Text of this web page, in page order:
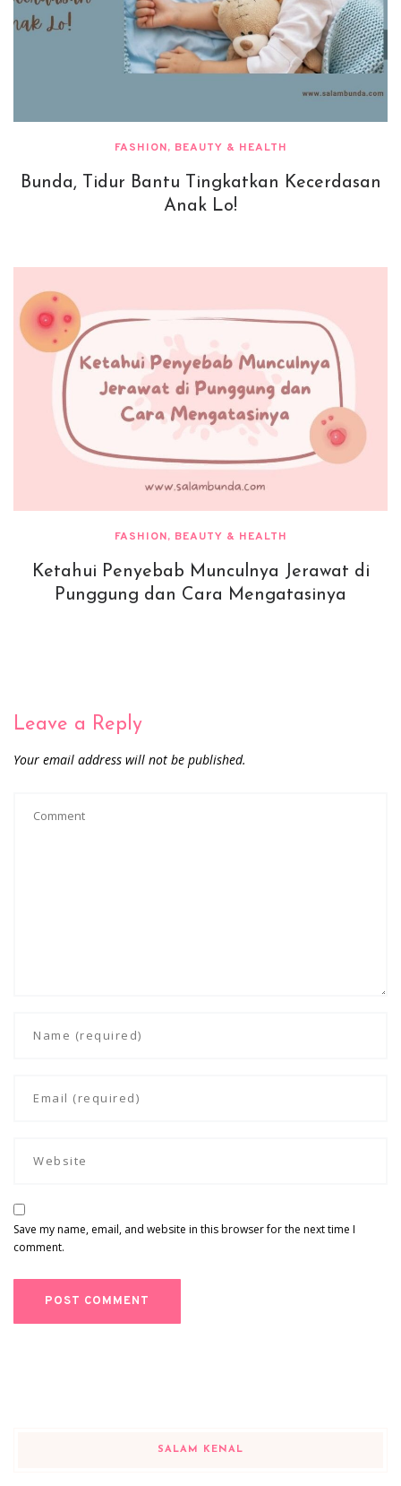
FASHION, BEAUTY & HEALTH
Bunda, Tidur Bantu Tingkatkan Kecerdasan
Anak Lo!
FASHION, BEAUTY & HEALTH
Ketahui Penyebab Munculnya Jerawat di
Punggung dan Cara Mengatasinya
Leave a Reply
Your email address will not be published.
Save my name, email, and website in this browser for the next time I
comment.
SALAM KENAL